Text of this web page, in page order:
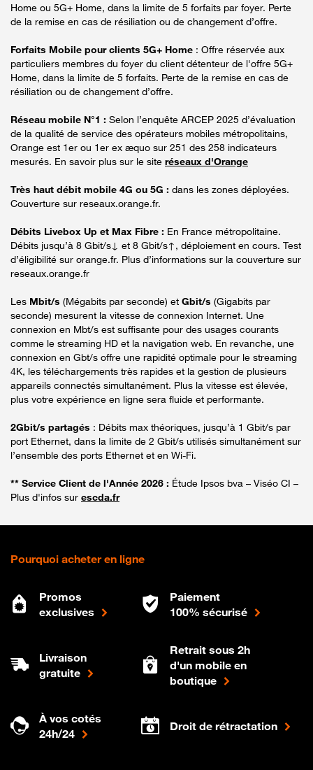
Home ou 5G+ Home, dans la limite de 5 forfaits par foyer. Perte
de la remise en cas de résiliation ou de changement d’offre.
Forfaits Mobile pour clients 5G+ Home : Offre réservée aux
particuliers membres du foyer du client détenteur de l'offre 5G+
Home, dans la limite de 5 forfaits. Perte de la remise en cas de
résiliation ou de changement d’offre.
Réseau mobile N°1 : Selon l’enquête ARCEP 2025 d’évaluation
de la qualité de service des opérateurs mobiles métropolitains,
Orange est 1er ou 1er ex æquo sur 251 des 258 indicateurs
mesurés. En savoir plus sur le site réseaux d'Orange
Très haut débit mobile 4G ou 5G : dans les zones déployées.
Couverture sur reseaux.orange.fr.
Débits Livebox Up et Max Fibre : En France métropolitaine.
Débits jusqu’à 8 Gbit/s↓ et 8 Gbit/s↑, déploiement en cours. Test
d’éligibilité sur orange.fr. Plus d’informations sur la couverture sur
reseaux.orange.fr
Les Mbit/s (Mégabits par seconde) et Gbit/s (Gigabits par
seconde) mesurent la vitesse de connexion Internet. Une
connexion en Mbt/s est suffisante pour des usages courants
comme le streaming HD et la navigation web. En revanche, une
connexion en Gbt/s offre une rapidité optimale pour le streaming
4K, les téléchargements très rapides et la gestion de plusieurs
appareils connectés simultanément. Plus la vitesse est élevée,
plus votre expérience en ligne sera fluide et performante.
2Gbit/s partagés : Débits max théoriques, jusqu’à 1 Gbit/s par
port Ethernet, dans la limite de 2 Gbit/s utilisés simultanément sur
l’ensemble des ports Ethernet et en Wi-Fi.
** Service Client de l'Année 2026 : Étude Ipsos bva – Viséo CI –
Plus d'infos sur escda.fr
Pourquoi acheter en ligne
Promos
exclusives
Paiement
100% sécurisé
Livraison
gratuite
Retrait sous 2h
d'un mobile en
boutique
À vos cotés
24h/24
Droit de rétractation